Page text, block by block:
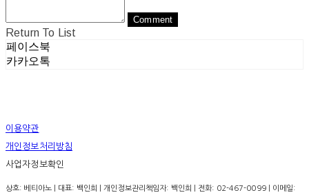
Comment
Return To List
페이스북
카카오톡
이용약관
개인정보처리방침
사업자정보확인
상호: 베티아노 | 대표: 백인희 | 개인정보관리책임자: 백인희 | 전화: 02-467-0099 | 이메일: